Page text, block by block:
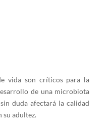
vida son críticos para la
de una microbiota
duda afectará la calidad
su adultez.